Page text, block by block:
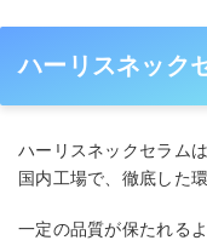
ハーリスネック
ハーリスネックセラム
国内工場で、徹底した
一定の品質が保たれる